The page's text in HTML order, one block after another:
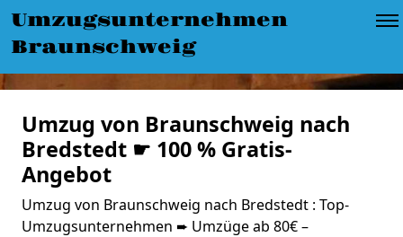
Umzugsunternehmen
Braunschweig
Umzug von Braunschweig nach
Bredstedt ☛ 100 % Gratis-
Angebot
Umzug von Braunschweig nach Bredstedt : Top-
Umzugsunternehmen ➨ Umzüge ab 80€ –